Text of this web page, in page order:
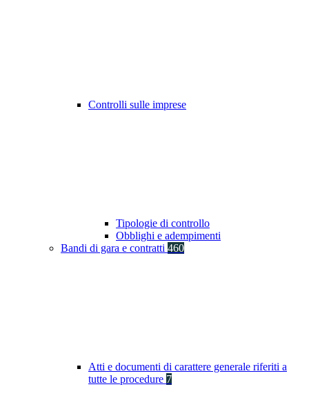
Controlli sulle imprese
Tipologie di controllo
Obblighi e adempimenti
Bandi di gara e contratti 460
Atti e documenti di carattere generale riferiti a
tutte le procedure 7